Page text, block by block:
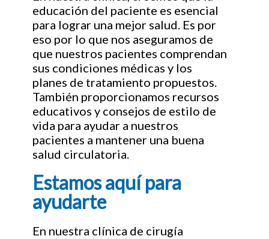
educación del paciente es esencial
para lograr una mejor salud. Es por
eso por lo que nos aseguramos de
que nuestros pacientes comprendan
sus condiciones médicas y los
planes de tratamiento propuestos.
También proporcionamos recursos
educativos y consejos de estilo de
vida para ayudar a nuestros
pacientes a mantener una buena
salud circulatoria.
Estamos aquí para
ayudarte
En nuestra clínica de cirugía